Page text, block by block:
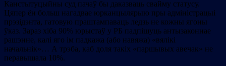
Канстытуцыйны суд пачаў бы даказваць свайму статусу.
Цяпер ён больш нагадвае юрканцылярыю пры адміністрацыі
прэзідэнта, гатовую праштампаваць ледзь не кожны ягоны
ўказ. Зараз хіба 90% юрыстаў у РБ падпішуць антызаконнае
рашэнне, калі яго ім падкажа (або навяжа) «вялікі
начальнік»… А трэба, каб доля такіх «паршывых авечак» не
перавышала 10%.